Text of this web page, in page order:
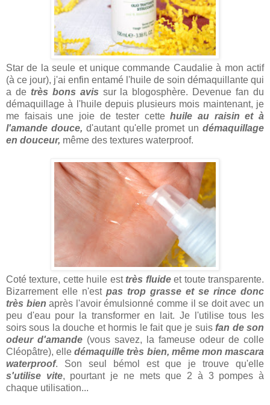
Star de la seule et unique commande Caudalie à mon actif
(à ce jour), j'ai enfin entamé l'huile de soin démaquillante qui
a de très bons avis sur la blogosphère. Devenue fan du
démaquillage à l'huile depuis plusieurs mois maintenant, je
me faisais une joie de tester cettehuile au raisin et à
l'amande douce, d'autant qu'elle promet undémaquillage
en douceur, même des textures waterproof.
Coté texture, cette huile est très fluideet toute transparente.
Bizarrement elle n'est pas trop grasse et se rince donc
très bien après l'avoir émulsionné comme il se doit avec un
peu d'eau pour la transformer en lait. Je l'utilise tous les
soirs sous la douche et hormis le fait que je suisfan de son
odeur d'amande (vous savez, la fameuse odeur de colle
Cléopâtre), elle démaquille très bien, même mon mascara
waterproof. Son seul bémol est que je trouve qu'elle
s'utilise vite, pourtant je ne mets que 2 à 3 pompes à
chaque utilisation...